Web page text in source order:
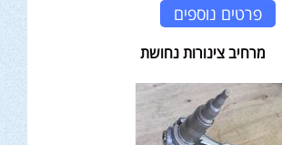
פרטים נוספים
מרחיב צינורות נחושת